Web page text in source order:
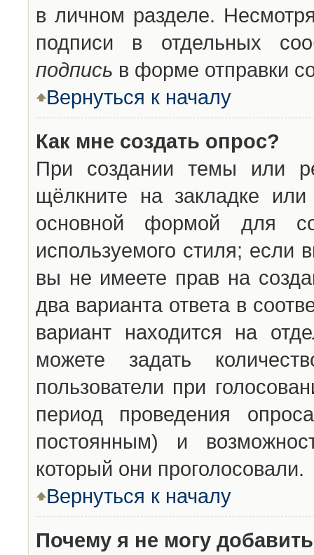
в личном разделе.
подписи в отдельных
подпись в форме отправки
Вернуться к началу
Как мне создать опрос?
При создании темы или
щёлкните на закладке
основной формой для
используемого стиля; если
вы не имеете прав на
два варианта ответа в
вариант находится на
можете задать
пользователи при
период проведения
постоянным) и
который они проголосовали.
Вернуться к началу
Почему я не могу